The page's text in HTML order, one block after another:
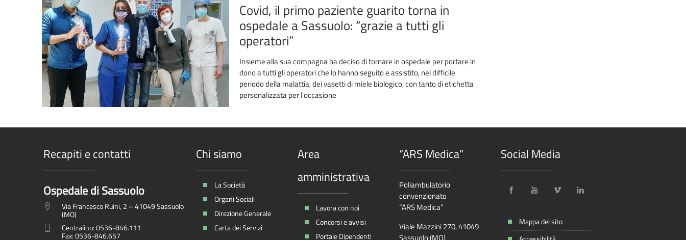
Covid, il primo paziente guarito torna in
ospedale a Sassuolo: “grazie a tutti gli
operatori”
Insieme alla sua compagna ha deciso di tornare in ospedale per portare in
dono a tutti gli operatori che lo hanno seguito e assistito, nel difficile
periodo della malattia, dei vasetti di miele biologico, con tanto di etichetta
personalizzata per l'occasione
Recapiti e contatti
Ospedale di Sassuolo
Via Francesco Ruini, 2 – 41049 Sassuolo
(MO)
Centralino: 0536-846.111
Fax: 0536-846.657
Chi siamo
La Società
Organi Sociali
Direzione Generale
Carta dei Servizi
Area
amministrativa
Lavora con noi
Concorsi e avvisi
Portale Dipendenti
“ARS Medica”
Poliambulatorio
convenzionato
“ARS Medica”
Viale Mazzini 270, 41049
Social Media
Mappa del sito